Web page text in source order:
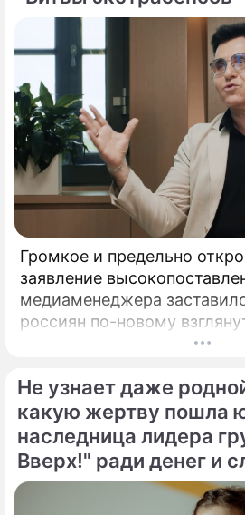
Громкое и предельно
заявление
медиаменеджера
россиян по-новому
годами происходит на
Генеральный директор
холдинга "Газпром-медиа"
решился на неожидаемый и
демарш.
Не узнает даже
какую жертву пошла
наследница лидера
Вверх!" ради денег и